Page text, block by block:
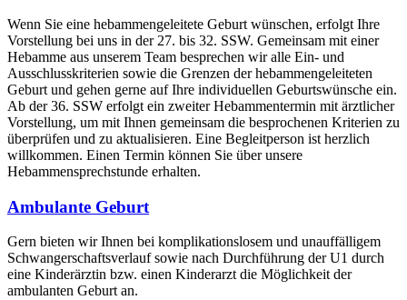
Wenn Sie eine hebammengeleitete Geburt wünschen, erfolgt Ihre
Vorstellung bei uns in der 27. bis 32. SSW. Gemeinsam mit einer
Hebamme aus unserem Team besprechen wir alle Ein- und
Ausschlusskriterien sowie die Grenzen der hebammengeleiteten
Geburt und gehen gerne auf Ihre individuellen Geburtswünsche ein.
Ab der 36. SSW erfolgt ein zweiter Hebammentermin mit ärztlicher
Vorstellung, um mit Ihnen gemeinsam die besprochenen Kriterien zu
überprüfen und zu aktualisieren. Eine Begleitperson ist herzlich
willkommen. Einen Termin können Sie über unsere
Hebammensprechstunde erhalten.
Ambulante Geburt
Gern bieten wir Ihnen bei komplikationslosem und unauffälligem
Schwangerschaftsverlauf sowie nach Durchführung der U1 durch
eine Kinderärztin bzw. einen Kinderarzt die Möglichkeit der
ambulanten Geburt an.